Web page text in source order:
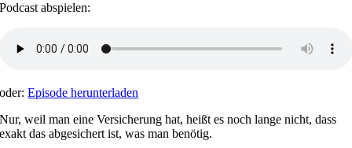
Podcast abspielen:
oder:Episode herunterladen
Nur, weil man eine Versicherung hat, heißt es noch lange nicht, dass
exakt das abgesichert ist, was man benötig.